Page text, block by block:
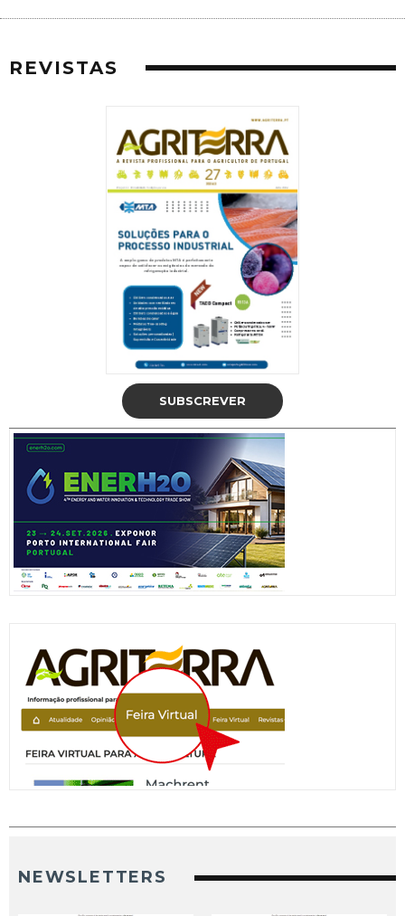
REVISTAS
SUBSCREVER
NEWSLETTERS